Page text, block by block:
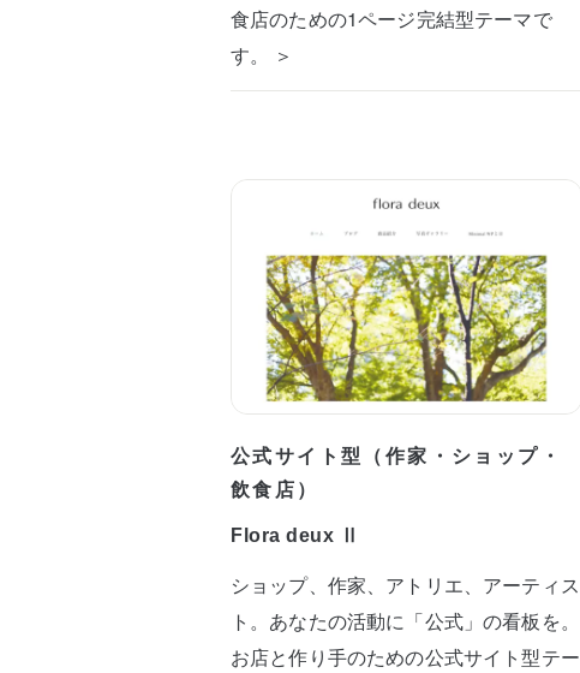
食店のための1ページ完結型テーマで
す。 ＞
公式サイト型（作家・ショップ・
飲食店）
Flora deux Ⅱ
ショップ、作家、アトリエ、アーティス
ト。あなたの活動に「公式」の看板を。
お店と作り手のための公式サイト型テー